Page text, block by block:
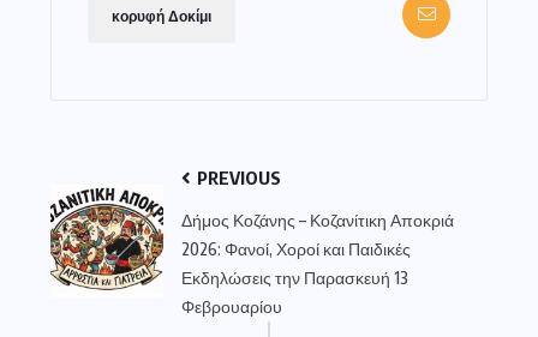
κορυφή Δοκίμι
PREVIOUS
Δήμος Κοζάνης – Κοζανίτικη Αποκριά
2026: Φανοί, Χοροί και Παιδικές
Εκδηλώσεις την Παρασκευή 13
Φεβρουαρίου